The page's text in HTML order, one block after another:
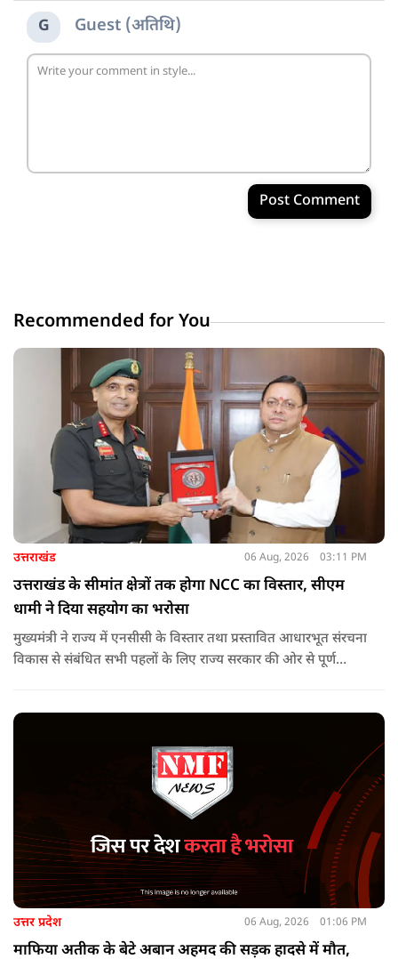
G Guest (अतिथि)
Post Comment
Recommended for You
उत्तराखंड 06 Aug, 2026 03:11 PM
उत्तराखंड के सीमांत क्षेत्रों तक होगा NCC का विस्तार, सीएम
धामी ने दिया सहयोग का भरोसा
मुख्यमंत्री ने राज्य में एनसीसी के विस्तार तथा प्रस्तावित आधारभूत संरचना
विकास से संबंधित सभी पहलों के लिए राज्य सरकार की ओर से पूर्ण
उत्तर प्रदेश 06 Aug, 2026 01:06 PM
माफिया अतीक के बेटे अबान अहमद की सड़क हादसे में मौत,